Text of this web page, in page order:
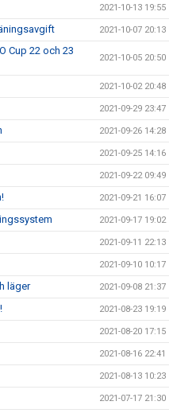
2021-10-13 19:55
2021-10-07 20:13
Cup 22 och 23
2021-10-05 20:50
2021-10-02 20:48
2021-09-29 23:47
2021-09-26 14:28
2021-09-25 14:16
2021-09-22 09:49
2021-09-21 16:07
2021-09-17 19:02
2021-09-11 22:13
2021-09-10 10:17
läger 2021-09-08 21:37
2021-08-23 19:19
2021-08-20 17:15
2021-08-16 22:41
2021-08-13 10:23
2021-07-17 21:30